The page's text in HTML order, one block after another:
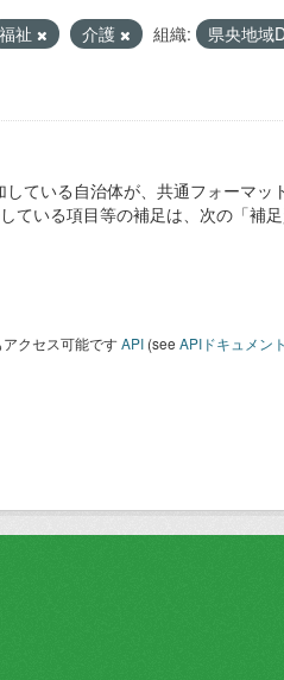
福祉 介護 組織:
県央地域
ている自治体が、共通フォーマ
ている項目等の補足は、次の「補足
クセス可能ですAPI (see APIドキュメント